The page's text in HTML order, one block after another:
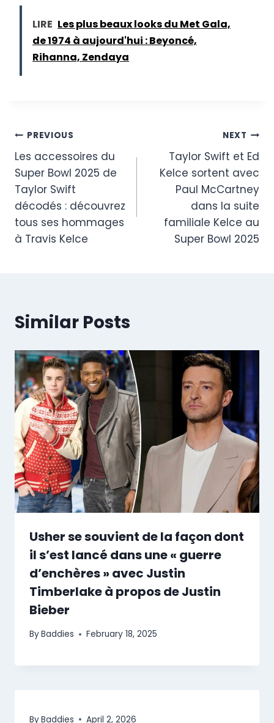
LIRE Les plus beaux looks du Met Gala,
de 1974 à aujourd'hui : Beyoncé,
Rihanna, Zendaya
Post
navigation
PREVIOUS
Les accessoires du
Super Bowl 2025 de
Taylor Swift
décodés : découvrez
tous ses hommages
à Travis Kelce
NEXT
Taylor Swift et Ed
Kelce sortent avec
Paul McCartney
dans la suite
familiale Kelce au
Super Bowl 2025
Similar Posts
Usher se souvient de la façon dont
il s’est lancé dans une « guerre
d’enchères » avec Justin
Timberlake à propos de Justin
Bieber
ByBaddies February 18, 2025
ByBaddies April 2, 2026